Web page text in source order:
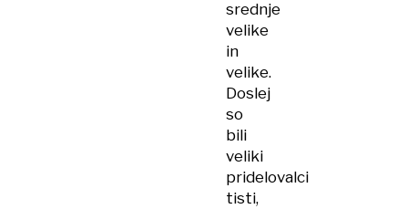
srednje
velike
in
velike.
Doslej
so
bili
veliki
pridelovalci
tisti,